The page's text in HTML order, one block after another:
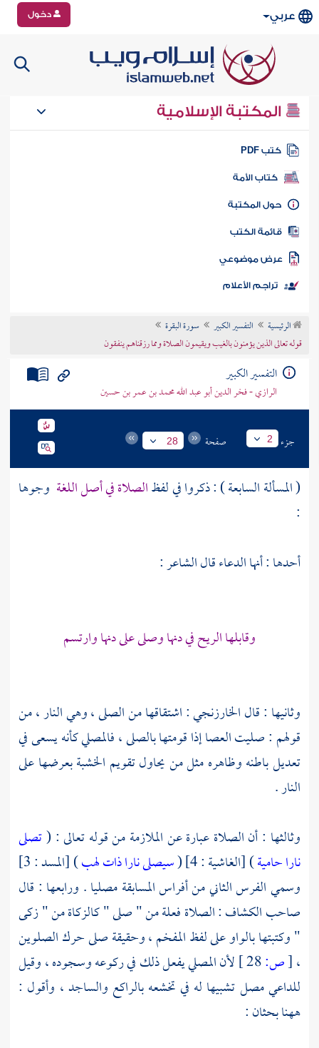
عربي دخول
المكتبة الإسلامية
كتب PDF
كتاب الأمة
المكتبة
الكتب
موضوعي
تراجم الأعلام
الرئيسية التفسير الكبير
سورة البقرة
قوله تعالى الذين يؤمنون بالغيب ويقيمون الصلاة ومما رزقناهم ينفقون
التفسير الكبير
الرازي - فخر الدين أبو عبد الله محمد بن عمر بن حسين
جزء 2 صفحة 28
( المسألة السابعة ) : ذكروا في لفظالصلاة في أصل اللغة وجوها
:
أحدها : أنها الدعاء قال الشاعر :
وقابلها الريح في دنها وصلى على دنها وارتسم
وثانيها : قالالخارزنجي: اشتقاقها من الصلى ، وهي النار ، من
قولهم : صليت العصا إذا قومتها بالصلى ، فالمصلي كأنه يسعى في
تعديل باطنه وظاهره مثل من يحاول تقويم الخشبة بعرضها على
النار .
وثالثها : أن الصلاة عبارة عن الملازمة من قوله تعالى : (تصلى
نارا حامية) [الغاشية : 4] ( سيصلى نارا ذات لهب
) [المسد : 3]
وسمي الفرس الثاني من أفراس المسابقة مصليا . ورابعها : قال
صاحب الكشاف : الصلاة فعلة من " صلى " كالزكاة من " زكى
" وكتبتها بالواو على لفظ المفخم ، وحقيقة صلى حرك الصلوين
،[ص:
لأن المصلي يفعل ذلك في ركوعه وسجوده ، وقيل
للداعي مصل تشبيها له في تخشعه بالراكع والساجد ، وأقول :
ههنا بحثان :